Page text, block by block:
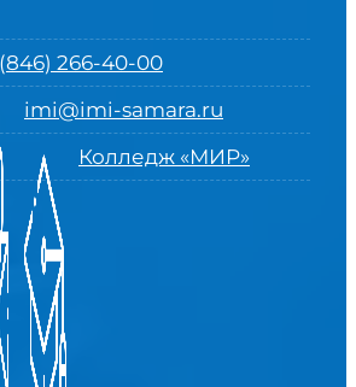
266-40-00
imi@imi-samara.ru
Колледж «МИР»